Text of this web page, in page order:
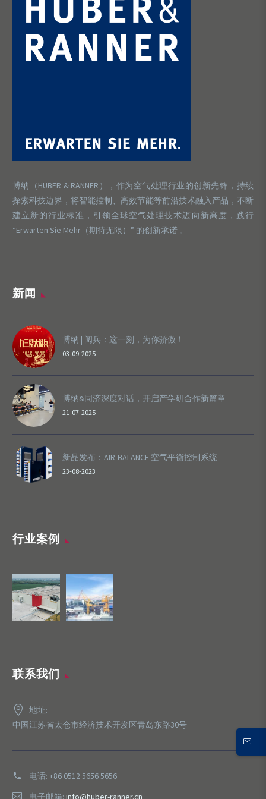
博纳（HUBER & RANNER），作为空气处理行业的创新先锋，持续
探索科技边界，将智能控制、高效节能等前沿技术融入产品，不断
建立新的行业标准，引领全球空气处理技术迈向新高度，践行
“Erwarten Sie Mehr（期待无限）” 的创新承诺 。
新闻
博纳 | 阅兵：这一刻，为你骄傲！
03-09-2025
博纳&同济深度对话，开启产学研合作新篇章
21-07-2025
新品发布：AIR-BALANCE 空气平衡控制系统
23-08-2023
行业案例
联系我们
地址:
中国江苏省太仓市经济技术开发区青岛东路30号
电话: +86 0512 5656 5656
电子邮箱: info@huber-ranner.cn